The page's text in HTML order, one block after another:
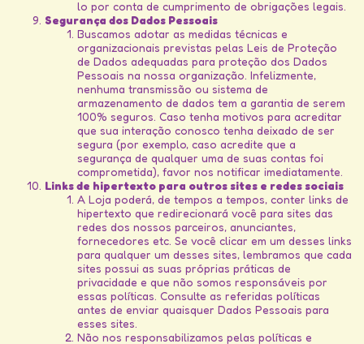
lo por conta de cumprimento de obrigações legais.
Segurança dos Dados Pessoais
Buscamos adotar as medidas técnicas e
organizacionais previstas pelas Leis de Proteção
de Dados adequadas para proteção dos Dados
Pessoais na nossa organização. Infelizmente,
nenhuma transmissão ou sistema de
armazenamento de dados tem a garantia de serem
100% seguros. Caso tenha motivos para acreditar
que sua interação conosco tenha deixado de ser
segura (por exemplo, caso acredite que a
segurança de qualquer uma de suas contas foi
comprometida), favor nos notificar imediatamente.
Links de hipertexto para outros sites e redes sociais
A Loja poderá, de tempos a tempos, conter links de
hipertexto que redirecionará você para sites das
redes dos nossos parceiros, anunciantes,
fornecedores etc. Se você clicar em um desses links
para qualquer um desses sites, lembramos que cada
sites possui as suas próprias práticas de
privacidade e que não somos responsáveis por
essas políticas. Consulte as referidas políticas
antes de enviar quaisquer Dados Pessoais para
esses sites.
Não nos responsabilizamos pelas políticas e